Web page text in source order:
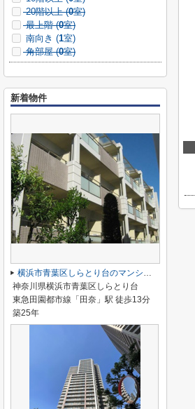
20階以上 (0室)
最上階 (0室)
南向き (1室)
角部屋 (0室)
新着物件
横浜市青葉区しらとり台のマンション
神奈川県横浜市青葉区しらとり台
東急田園都市線「田奈」駅 徒歩13分
築25年